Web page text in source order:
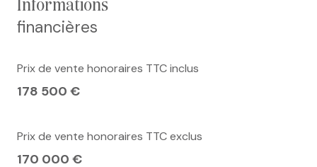
informations
financières
Prix de vente honoraires TTC inclus
178 500 €
Prix de vente honoraires TTC exclus
170 000 €